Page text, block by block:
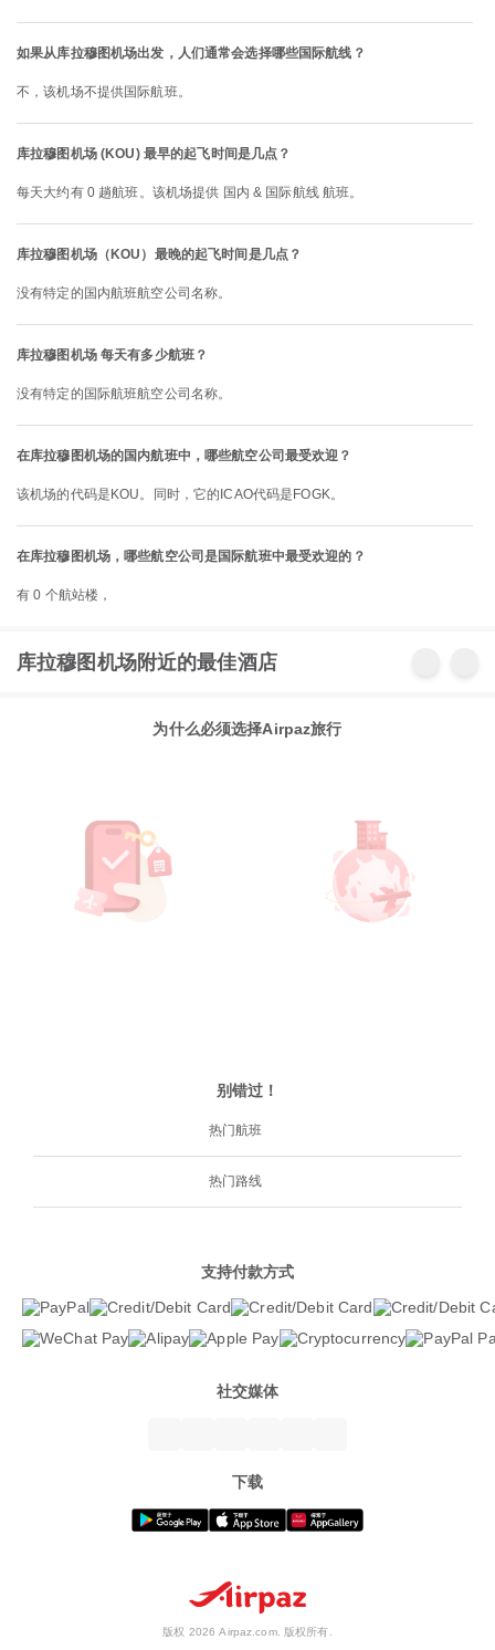
如果从库拉穆图机场出发，人们通常会选择哪些国际航线？
不，该机场不提供国际航班。
库拉穆图机场 (KOU) 最早的起飞时间是几点？
每天大约有 0 趟航班。该机场提供 国内 & 国际航线 航班。
库拉穆图机场（KOU）最晚的起飞时间是几点？
没有特定的国内航班航空公司名称。
库拉穆图机场 每天有多少航班？
没有特定的国际航班航空公司名称。
在库拉穆图机场的国内航班中，哪些航空公司最受欢迎？
该机场的代码是KOU。同时，它的ICAO代码是FOGK。
在库拉穆图机场，哪些航空公司是国际航班中最受欢迎的？
有 0 个航站楼，
库拉穆图机场附近的最佳酒店
为什么必须选择Airpaz旅行
别错过！
热门航班
热门路线
支持付款方式
社交媒体
下载
版权 2026 Airpaz.com. 版权所有.